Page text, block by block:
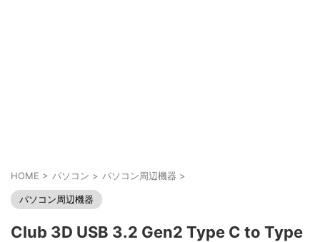
HOME > パソコン > パソコン周辺機器 >
パソコン周辺機器
Club 3D USB 3.2 Gen2 Type C to Type